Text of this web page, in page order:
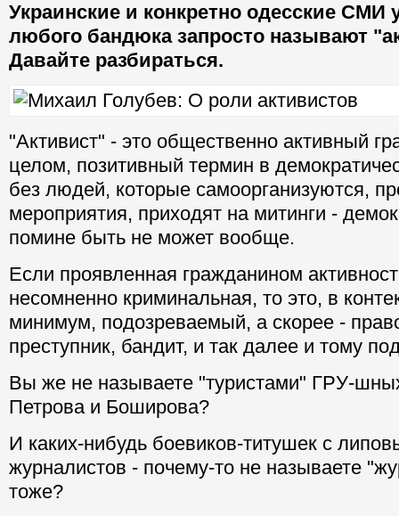
Украинские и конкретно одесские СМИ
любого бандюка запросто называют
Давайте разбираться.
"Активист" - это общественно активный
целом, позитивный термин в
без людей, которые самоорганизуются,
мероприятия, приходят на митинги -
помине быть не может вообще.
Если проявленная гражданином
несомненно криминальная, то это, в
минимум, подозреваемый, а скорее -
преступник, бандит, и так далее и тому
Вы же не называете "туристами" ГРУ-
Петрова и Боширова?
И каких-нибудь боевиков-титушек с
журналистов - почему-то не называете
тоже?